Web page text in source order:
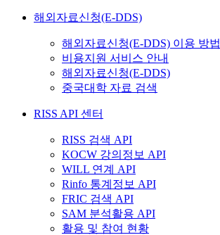
해외자료신청(E-DDS)
해외자료신청(E-DDS) 이용 방법
비용지원 서비스 안내
해외자료신청(E-DDS)
중국대학 자료 검색
RISS API 센터
RISS 검색 API
KOCW 강의정보 API
WILL 연계 API
Rinfo 통계정보 API
FRIC 검색 API
SAM 분석활용 API
활용 및 참여 현황